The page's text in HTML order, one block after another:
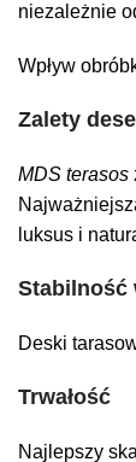
niezależnie
Wpływ
Zalety
MDS terasos
luksus i
Stabilność
Deski
Trwałość
Najlepszy